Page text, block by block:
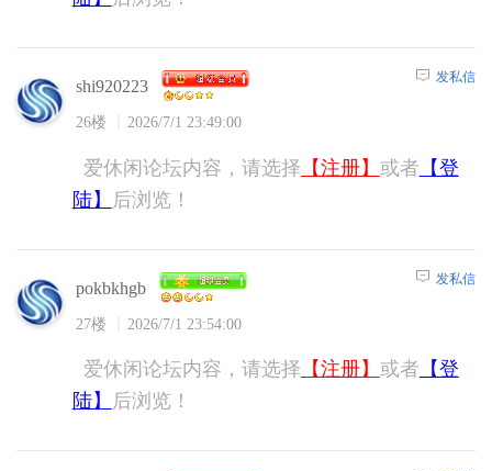
shi920223
26楼 2026/7/1 23:49:00
发私信
爱休闲论坛内容，请选择 【注册】 或者 【登
陆】
后浏览！
pokbkhgb
27楼 2026/7/1 23:54:00
发私信
爱休闲论坛内容，请选择 【注册】 或者 【登
陆】
后浏览！